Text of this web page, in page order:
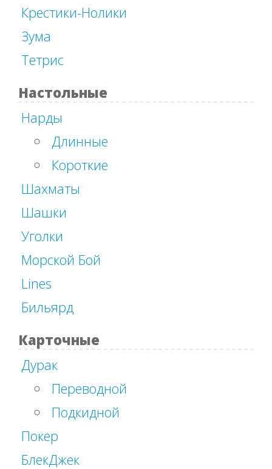
Крестики-Нолики
Зума
Тетрис
Настольные
Нарды
Длинные
Короткие
Шахматы
Шашки
Уголки
Морской Бой
Lines
Бильярд
Карточные
Дурак
Переводной
Подкидной
Покер
БлекДжек